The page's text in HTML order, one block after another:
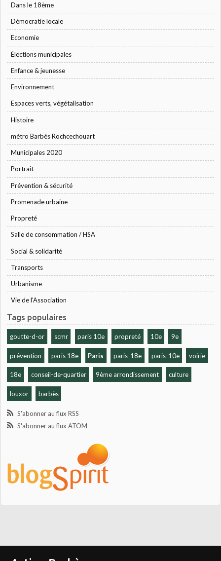
Dans le 18ème
Démocratie locale
Economie
Élections municipales
Enfance & jeunesse
Environnement
Espaces verts, végétalisation
Histoire
métro Barbès Rochcechouart
Municipales 2020
Portrait
Prévention & sécurité
Promenade urbaine
Propreté
Salle de consommation / HSA
Social & solidarité
Transports
Urbanisme
Vie de l'Association
Tags populaires
goutte-d-or scmr paris 10e propreté 10e 9e
prévention paris 18e Paris paris-18e paris-10e voirie
18e conseil-de-quartier 9ème arrondissement culture
louxor barbès
S'abonner au flux RSS
S'abonner au flux ATOM